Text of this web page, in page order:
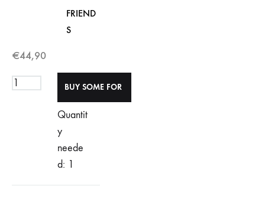
FRIEND
S
€44,90
Quantit
y
neede
d: 1